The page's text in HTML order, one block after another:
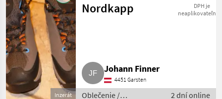
Inzerát
Nordkapp
DPH je
neaplikovateľné
Johann Finner
4451 Garsten
Oblečenie /
2 dní online